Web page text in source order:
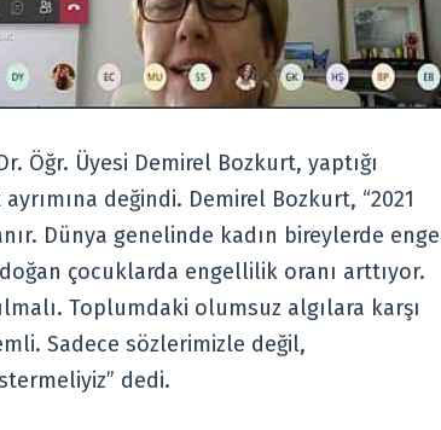
Öğr. Üyesi Demirel Bozkurt, yaptığı
değindi. Demirel Bozkurt, “2021
Dünya genelinde kadın bireylerde
çocuklarda engellilik oranı arttıyor.
Toplumdaki olumsuz algılara karşı
Sadece sözlerimizle değil,
dedi.